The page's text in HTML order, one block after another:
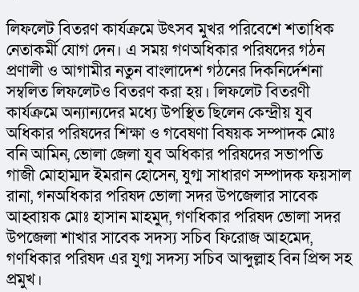
লিফলেট বিতরণ কার্যক্রমে উৎসব মুখর পরিবেশে শতাধিক
নেতাকর্মী যোগ দেন। এ সময় গণঅধিকার পরিষদের গঠন
প্রণালী ও আগামীর নতুন বাংলাদেশ গঠনের দিকনির্দেশনা
সম্বলিত লিফলেটও বিতরণ করা হয়। লিফলেট বিতরণী
কার্যক্রমে অন্যান্যদের মধ্যে উপস্থিত ছিলেন কেন্দ্রীয় যুব
অধিকার পরিষদের শিক্ষা ও গবেষণা বিষয়ক সম্পাদক মোঃ
বনি আমিন, ভোলা জেলা যুব অধিকার পরিষদের সভাপতি
গাজী মোহাম্মদ ইমরান হোসেন, যুগ্ম সাধারণ সম্পাদক ফয়সাল
রানা, গনঅধিকার পরিষদ ভোলা সদর উপজেলার সাবেক
আহ্বায়ক মোঃ হাসান মাহমুদ, গণধিকার পরিষদ ভোলা সদর
উপজেলা শাখার সাবেক সদস্য সচিব ফিরোজ আহমেদ,
গণধিকার পরিষদ এর যুগ্ম সদস্য সচিব আব্দুল্লাহ বিন প্রিন্স সহ
প্রমুখ।